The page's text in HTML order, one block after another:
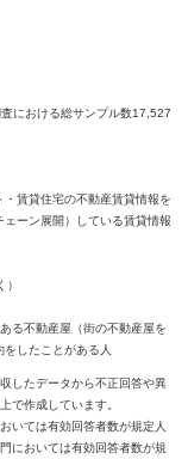
における総サンプル数17,527
賃貸住宅の不動産賃貸情報を
ーン展開）している賃貸情報
る不動産屋（街の不動産屋を
したことがある人
したデータから不正回答や異
で作成しています。
いては有効回答者数が規定人
においては有効回答者数が規